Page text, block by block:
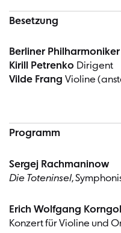
Besetzung
Berliner Philharmoniker
Kirill Petrenko Dirigent
Vilde Frang Violine
Programm
Sergej Rachmaninow
Die Toteninsel,
Erich Wolfgang
Konzert für Violine und